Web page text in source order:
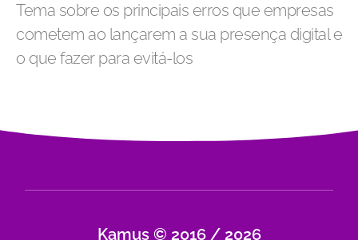
Tema sobre os principais erros que empresas
cometem ao lançarem a sua presença digital e
o que fazer para evitá-los
Kamus © 2016 / 2026